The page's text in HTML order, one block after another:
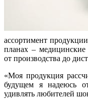
ассортимент
планах –
от производства до
«Моя продукция
будущем я надеюсь
удивлять любителей